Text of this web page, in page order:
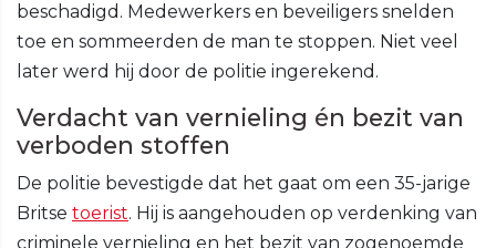
beschadigd. Medewerkers en beveiligers snelden
toe en sommeerden de man te stoppen. Niet veel
later werd hij door de politie ingerekend.
Verdacht van vernieling én bezit van
verboden stoffen
De politie bevestigde dat het gaat om een 35-jarige
Britse toerist. Hij is aangehouden op verdenking van
criminele vernieling en het bezit van zogenoemde